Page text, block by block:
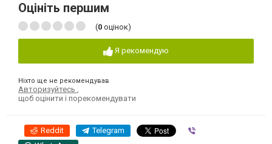
Оцініть першим
(0 оцінок)
Я рекомендую
Ніхто ще не рекомендував
Авторизуйтесь
щоб оцінити і порекомендувати
Reddit Telegram